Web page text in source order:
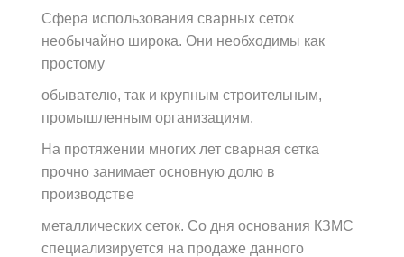
Сфера использования сварных сеток
необычайно широка. Они необходимы как
простому
обывателю, так и крупным строительным,
промышленным организациям.
На протяжении многих лет сварная сетка
прочно занимает основную долю в
производстве
металлических сеток. Со дня основания КЗМС
специализируется на продаже данного